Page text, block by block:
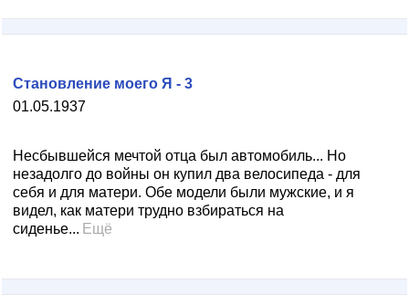
01.05.1937
Становление моего Я - 3
Несбывшейся мечтой отца был автомобиль... Но
незадолго до войны он купил два велосипеда - для
себя и для матери. Обе модели были мужские, и я
видел, как матери трудно взбираться на
сиденье... Ещё